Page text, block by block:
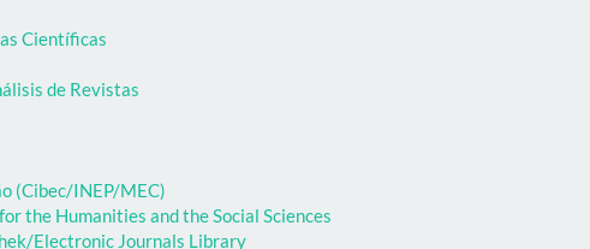
Científicas
de Revistas
(Cibec/INEP/MEC)
the Humanities and the Social Sciences
Electronic Journals Library